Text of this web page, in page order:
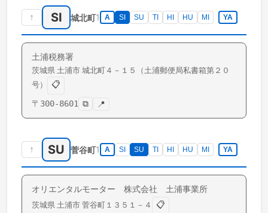
↑ SI 城北町1 A SI SU TI HI HU MI YA
土浦税務署
茨城県 土浦市 城北町 ４－１５（土浦郵便局私書箱第２０
号）
📋
〒 300-8601 ⧉ 📍
↑ SU 菅谷町1 A SI SU TI HI HU MI YA
オリエンタルモーター 株式会社 土浦事業所
茨城県 土浦市 菅谷町 １３５１－４
📋